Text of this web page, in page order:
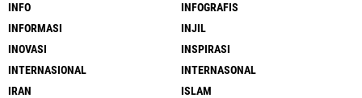
INFO
INFOGRAFIS
INFORMASI
INJIL
INOVASI
INSPIRASI
INTERNASIONAL
INTERNASONAL
IRAN
ISLAM